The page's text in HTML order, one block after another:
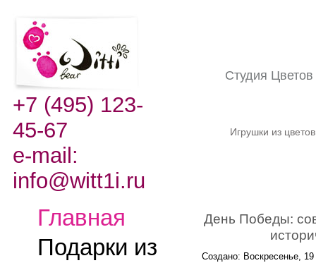
+7 (495) 123-
45-67
e-mail:
info@witt1i.ru
Студия Цветов
Игрушки из
Главная
Подарки из
День Победы:
Создано: Воскресенье, 19